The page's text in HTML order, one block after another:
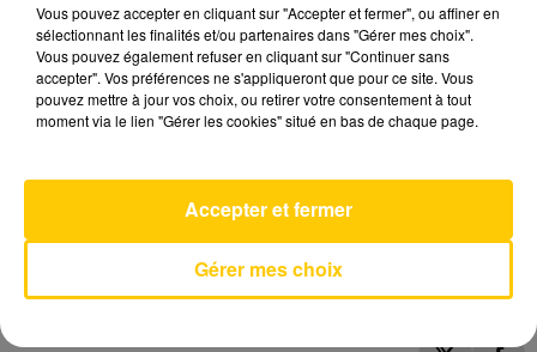
LOREEN
AVEYRON NORD
Vous pouvez accepter en cliquant sur "Accepter et fermer", ou affiner en
sélectionnant les finalités et/ou partenaires dans "Gérer mes choix".
Vous pouvez également refuser en cliquant sur "Continuer sans
accepter". Vos préférences ne s'appliqueront que pour ce site. Vous
pouvez mettre à jour vos choix, ou retirer votre consentement à tout
moment via le lien "Gérer les cookies" situé en bas de chaque page.
Gérer mes choix
Accepter et fermer